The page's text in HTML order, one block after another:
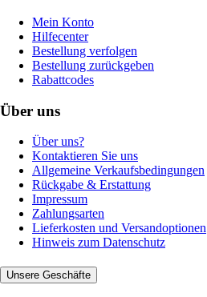
Mein Konto
Hilfecenter
Bestellung verfolgen
Bestellung zurückgeben
Rabattcodes
Über uns
Über uns?
Kontaktieren Sie uns
Allgemeine Verkaufsbedingungen
Rückgabe & Erstattung
Impressum
Zahlungsarten
Lieferkosten und Versandoptionen
Hinweis zum Datenschutz
Unsere Geschäfte